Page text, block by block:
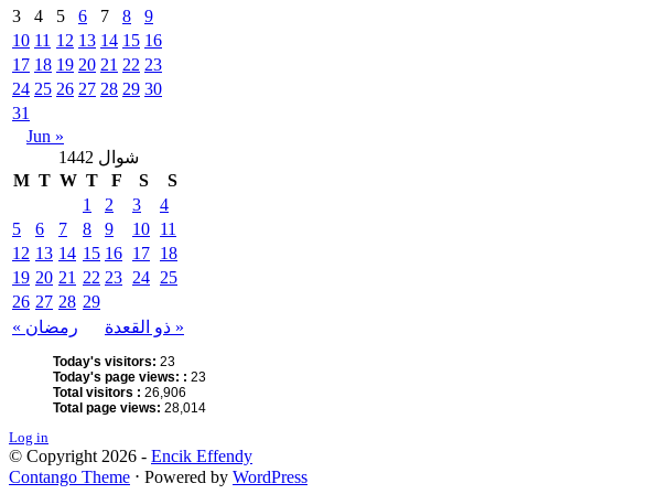
3
4 5 6 7 8
9
10 11 12 13 14 15 16
17 18 19 20 21 22 23
24 25 26 27 28 29 30
31
Jun »
شوال 1442
M T W T F S S
« رمضان ذو القعدة »
1 2 3
4
5
6 7 8 9 10 11
12 13 14 15 16 17 18
19 20 21 22 23 24 25
26 27 28 29
Today's visitors: 23
Today's page views: : 23
Total visitors : 26,906
Total page views: 28,014
Log in
© Copyright 2026 - Encik Effendy
Contango Theme ⋅ Powered by WordPress